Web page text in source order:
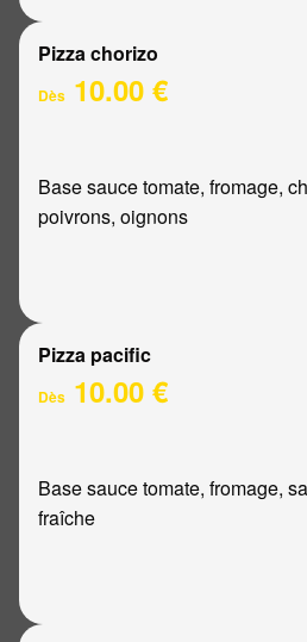
Pizza chorizo
Dès 10.00 €
Base sauce tomate, fromage,
poivrons, oignons
Pizza pacific
Dès 10.00 €
Base sauce tomate, fromage,
fraîche